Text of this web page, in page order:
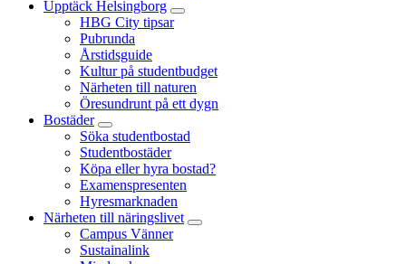
Upptäck Helsingborg
HBG City tipsar
Pubrunda
Årstidsguide
Kultur på studentbudget
Närheten till naturen
Öresundrunt på ett dygn
Bostäder
Söka studentbostad
Studentbostäder
Köpa eller hyra bostad?
Examenspresenten
Hyresmarknaden
Närheten till näringslivet
Campus Vänner
Sustainalink